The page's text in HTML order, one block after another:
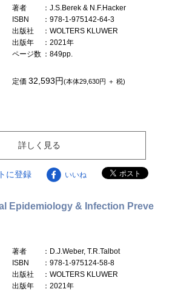
著者
：J.S.Berek & N.F.Hacker
ISBN
：978-1-975142-64-3
出版社
：WOLTERS KLUWER
出版年
：2021年
ページ数 ：849pp.
定価32,593円(本体29,630円 ＋ 税)
詳しく見る
に登録 いいね
Epidemiology & Infection Preve
著者
：D.J.Weber, T.R.Talbot
ISBN
：978-1-975124-58-8
出版社
：WOLTERS KLUWER
出版年
：2021年